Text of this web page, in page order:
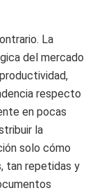
La
del mercado
respecto
en pocas
la
solo cómo
tan repetidas y